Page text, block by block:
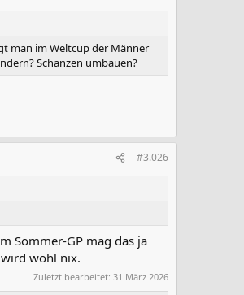
man im Weltcup der Männer
Schanzen umbauen?
#3.026
Sommer-GP mag das ja
wird wohl nix.
Zuletzt bearbeitet: 31 März 2026